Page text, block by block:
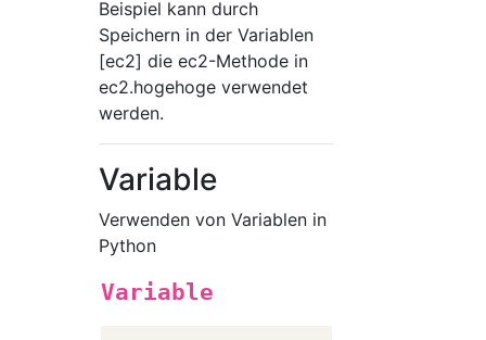
Beispiel kann durch
Speichern in der Variablen
[ec2] die ec2-Methode in
ec2.hogehoge verwendet
werden.
Variable
Verwenden von Variablen in
Python
Variable